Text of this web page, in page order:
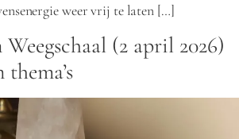
weer vrij te laten […]
(2 april 2026)